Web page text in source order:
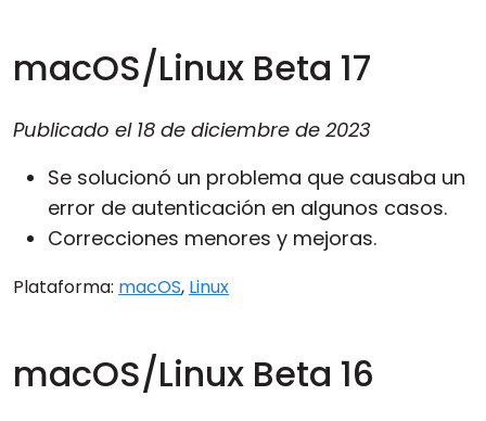
macOS/Linux Beta 17
Publicado el 18 de diciembre de 2023
Se solucionó un problema que causaba un
error de autenticación en algunos casos.
Correcciones menores y mejoras.
Plataforma: macOS, Linux
macOS/Linux Beta 16